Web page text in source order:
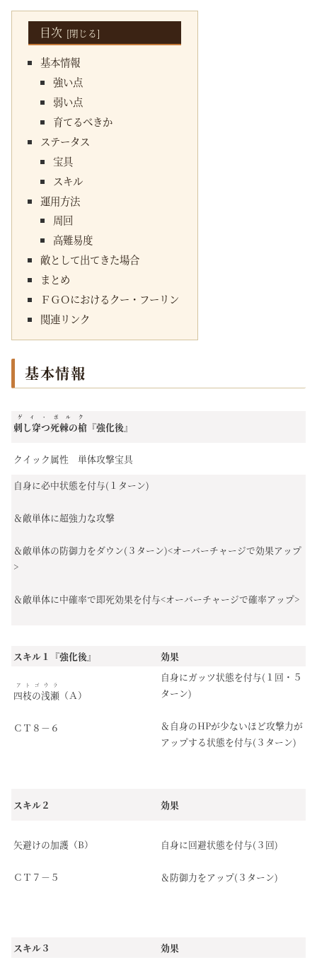
目次
基本情報
強い点
弱い点
育てるべきか
ステータス
宝具
スキル
運用方法
周回
高難易度
敵として出てきた場合
まとめ
ＦＧＯにおけるクー・フーリン
関連リンク
基本情報
刺し穿つ死棘の槍
ゲイ・ボルク
『強化後』
クイック属性 単体攻撃宝具
自身に必中状態を付与(１ターン)
＆敵単体に超強力な攻撃
＆敵単体の防御力をダウン(３ターン)<オーバーチャージで効果アップ
>
＆敵単体に中確率で即死効果を付与<オーバーチャージで確率アップ>
スキル１『強化後』 効果
四枝の浅瀬
アトゴウラ
（Ａ）
ＣＴ８－６
自身にガッツ状態を付与(１回・５
ターン)
＆自身のHPが少ないほど攻撃力が
アップする状態を付与(３ターン)
スキル２ 効果
矢避けの加護（B）
ＣＴ７－５
自身に回避状態を付与(３回)
＆防御力をアップ(３ターン)
スキル３
効果